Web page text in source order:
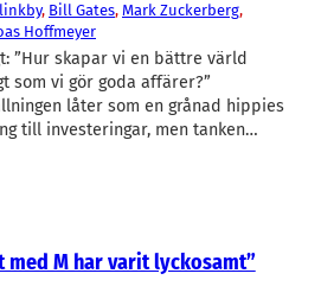
med M har varit lyckosamt”
, Bill Gates, Mark Zuckerberg
Hoffmeyer
”Hur skapar vi en bättre värld
som vi gör goda affärer?”
låter som en grånad hippies
till investeringar, men tanken…